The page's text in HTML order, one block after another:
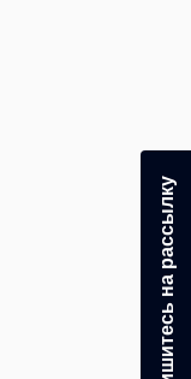
Подпишитесь на рассылку